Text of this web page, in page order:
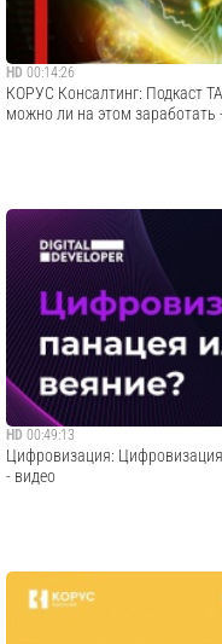
HD 00:14:26
КОРУС Консалтинг: Подкаст
можно ли на этом заработать
HD 00:49:13
Цифровизация:
- видео